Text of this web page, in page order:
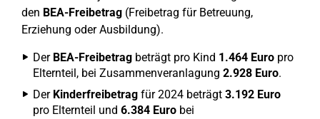
den BEA-Freibetrag (Freibetrag für Betreuung,
Erziehung oder Ausbildung).
Der BEA-Freibetrag beträgt pro Kind 1.464 Euro pro
Elternteil, bei Zusammenveranlagung 2.928 Euro.
Der Kinderfreibetrag für 2024 beträgt 3.192 Euro
pro Elternteil und 6.384 Euro bei